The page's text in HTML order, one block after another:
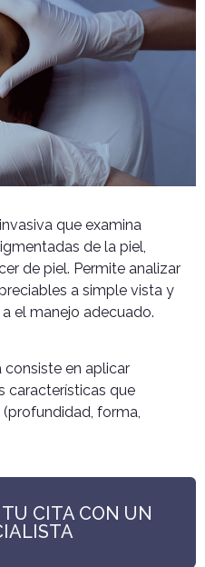
que examina
de la piel,
de piel. Permite analizar
a simple vista y
el manejo adecuado.
en aplicar
características que
forma,
CITA CON UN